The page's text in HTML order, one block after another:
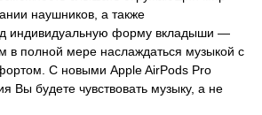
наушников, а также
индивидуальную форму вкладыши —
в полной мере наслаждаться музыкой с
С новыми Apple AirPods Pro
Вы будете чувствовать музыку, а не